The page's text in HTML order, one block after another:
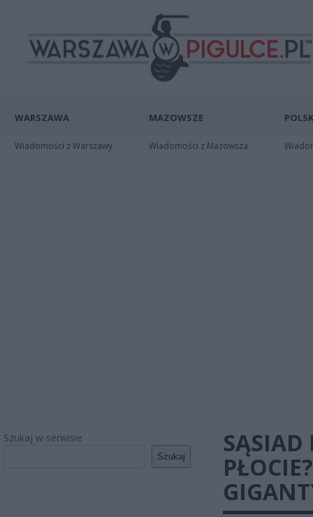
WARSZAWA
Wiadomości z Warszawy
MAZOWSZE
Wiadomości z Mazowsza
Szukaj w serwisie
Szukaj
SĄSIAD